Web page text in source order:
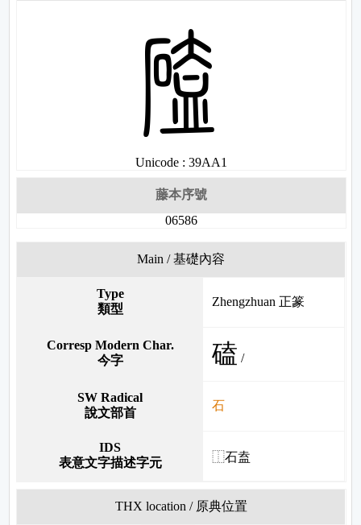
梡
Unicode : 39AA1
藤本序號
06586
Main / 基礎內容
Type
類型
Zhengzhuan 正篆
Corresp Modern Char.
今字
磕 /
SW Radical
說文部首
石
IDS
表意文字描述字元
⿰石盍
THX location / 原典位置